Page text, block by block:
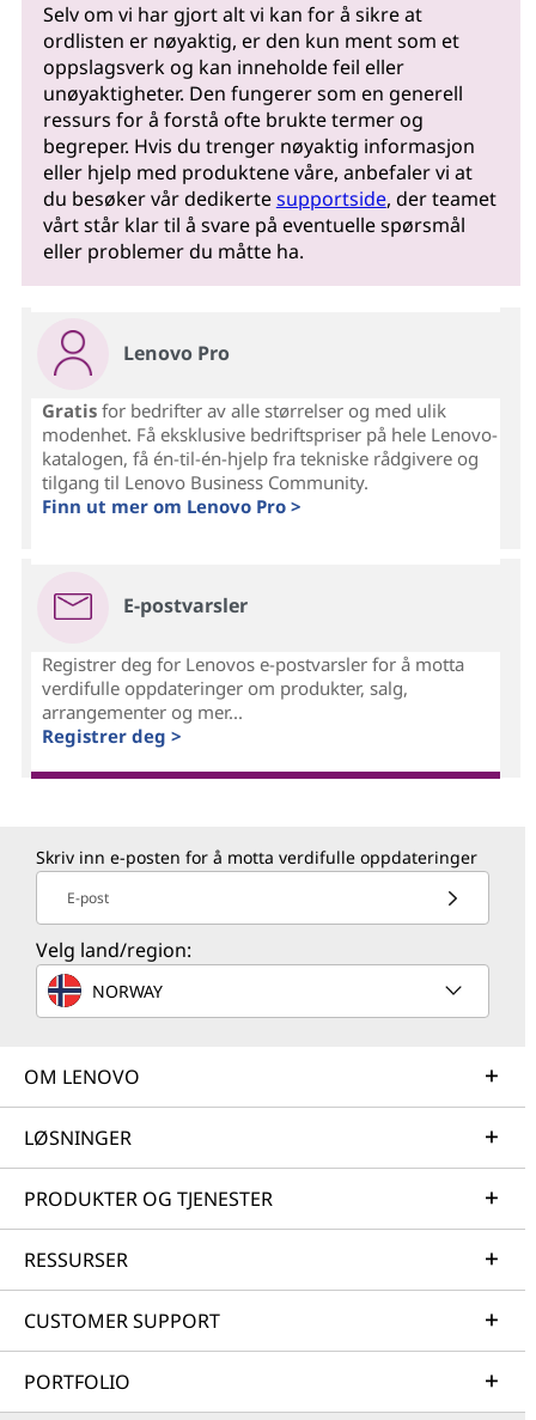
Selv om vi har gjort alt vi kan for å sikre at
ordlisten er nøyaktig, er den kun ment som et
oppslagsverk og kan inneholde feil eller
unøyaktigheter. Den fungerer som en generell
ressurs for å forstå ofte brukte termer og
begreper. Hvis du trenger nøyaktig informasjon
eller hjelp med produktene våre, anbefaler vi at
du besøker vår dedikertesupportside, der teamet
vårt står klar til å svare på eventuelle spørsmål
eller problemer du måtte ha.
Lenovo Pro
Gratisfor bedrifter av alle størrelser og med ulik
modenhet. Få eksklusive bedriftspriser på hele Lenovo-
katalogen, få én-til-én-hjelp fra tekniske rådgivere og
tilgang til Lenovo Business Community.
Finn ut mer om Lenovo Pro >
E-postvarsler
Registrer deg for Lenovos e-postvarsler for å motta
verdifulle oppdateringer om produkter, salg,
arrangementer og mer...
Registrer deg >
Skriv inn e-posten for å motta verdifulle oppdateringer
E-post
Velg land/region:
NORWAY
OM LENOVO
LØSNINGER
PRODUKTER OG TJENESTER
RESSURSER
CUSTOMER SUPPORT
PORTFOLIO